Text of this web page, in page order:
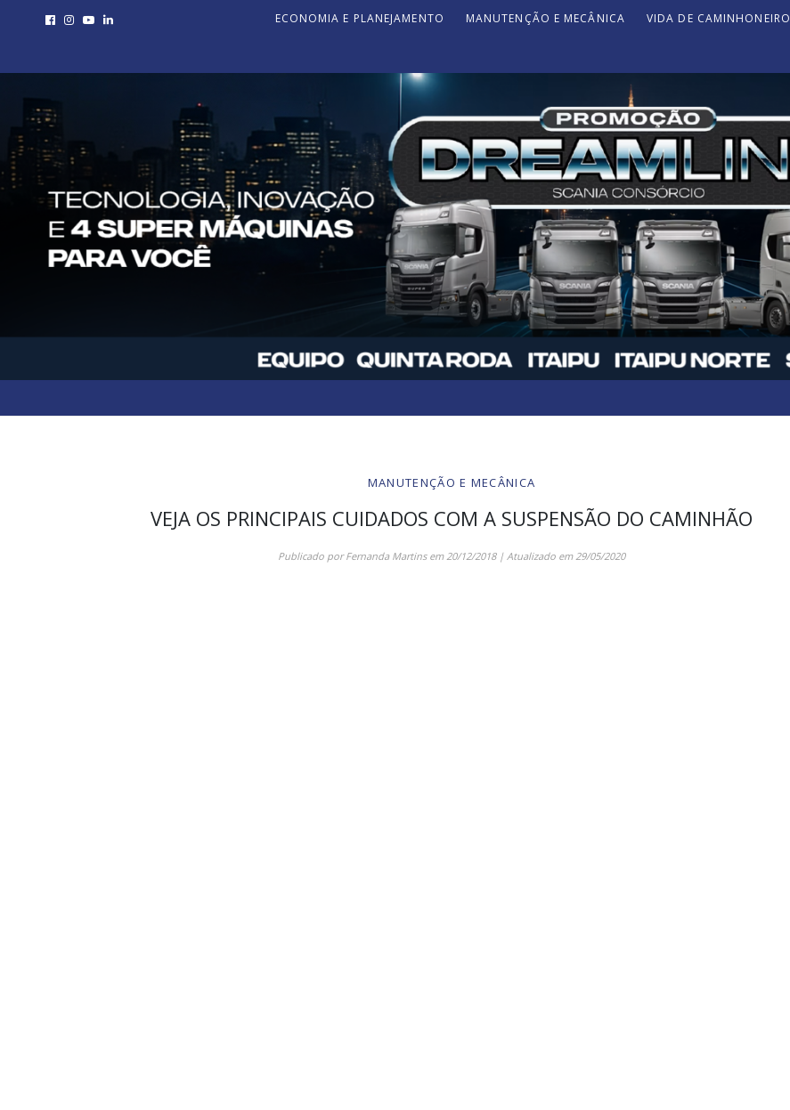
ECONOMIA E PLANEJAMENTO MANUTENÇÃO E MECÂNICA VIDA DE CAMINHONEIRO
MANUTENÇÃO E MECÂNICA
VEJA OS PRINCIPAIS CUIDADOS COM A SUSPENSÃO DO CAMINHÃO
Publicado porFernanda Martinsem 20/12/2018| Atualizado em 29/05/2020